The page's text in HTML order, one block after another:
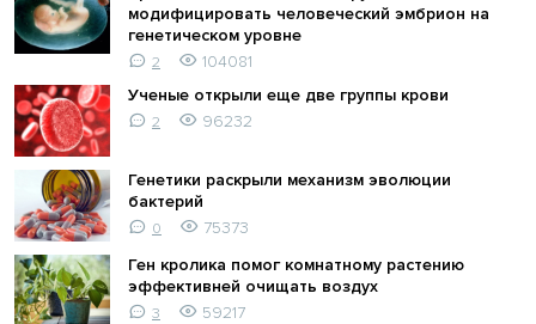
модифицировать человеческий эмбрион на
генетическом уровне
2
104081
Ученые открыли еще две группы крови
2 96232
Генетики раскрыли механизм эволюции
бактерий
0
75373
Ген кролика помог комнатному растению
эффективней очищать воздух
3 59217